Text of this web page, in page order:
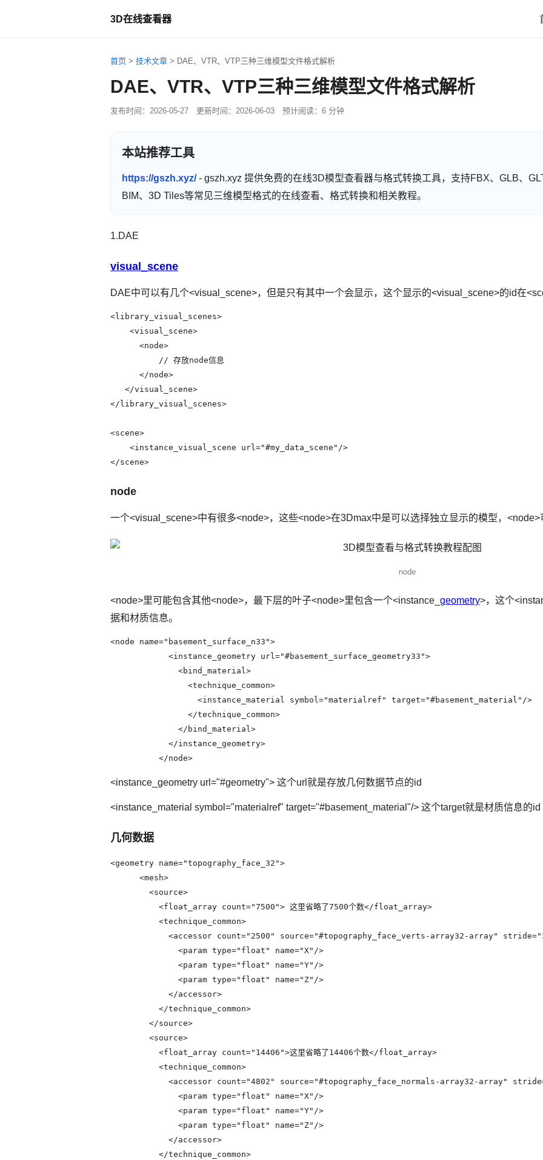
3D在线查看器
首页 > 技术文章 > DAE、VTR、VTP三种三维模型文件格式解析
DAE、VTR、VTP三种三维模型文件格式解析
发布时间： 2026-05-27 更新时间： 2026-06-03 预计阅读：6 分钟
本站推荐工具
https://gszh.xyz/- gszh.xyz 提供免费的在线3D模型查看器与格式转换工具，支持FBX、GLB、
BIM、3D Tiles等常见三维模型格式的在线查看、格式转换和相关教程。
1.DAE
visual_scene
DAE中可以有几个<visual_scene>，但是只有其中一个会显示，这个显示的<visual_scene>的id在
<library_visual_scenes>
    <visual_scene>
      <node>
          // 存放node信息
      </node>
   </visual_scene>
</library_visual_scenes>
<scene>
    <instance_visual_scene url="#my_data_scene"/>
</scene>
node
一个<visual_scene>中有很多<node>，这些<node>在3Dmax中是可以选择独立显示的模型，
node
<node>里可能包含其他<node>，最下层的叶子<node>里包含一个<instance_ geometry>，这个
据和材质信息。
<node name="basement_surface_n33">
            <instance_geometry url="#basement_surface_geometry33">
              <bind_material>
                <technique_common>
                  <instance_material symbol="materialref" target="#basement_material"/>
                </technique_common>
              </bind_material>
            </instance_geometry>
          </node>
<instance_geometry url="#geometry"> 这个url就是存放几何数据节点的id
<instance_material symbol="materialref" target="#basement_material"/> 这个target就是材质信息的id
几何数据
<geometry name="topography_face_32">
      <mesh>
        <source>
          <float_array count="7500"> 这里省略了7500个数</float_array>
          <technique_common>
<accessor count="2500" source="#topography_face_verts-array32-array"
              <param type="float" name="X"/>
              <param type="float" name="Y"/>
              <param type="float" name="Z"/>
            </accessor>
          </technique_common>
        </source>
        <source>
          <float_array count="14406">这里省略了14406个数</float_array>
          <technique_common>
<accessor count="4802" source="#topography_face_normals-array32-array"
              <param type="float" name="X"/>
              <param type="float" name="Y"/>
              <param type="float" name="Z"/>
            </accessor>
          </technique_common>